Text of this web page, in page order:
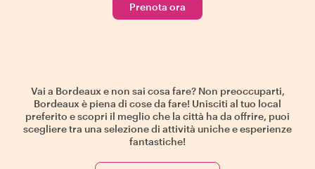
Prenota ora
Vai a Bordeaux e non sai cosa fare? Non preoccuparti,
Bordeaux è piena di cose da fare! Unisciti al tuo local
preferito e scopri il meglio che la città ha da offrire, puoi
scegliere tra una selezione di attività uniche e esperienze
fantastiche!